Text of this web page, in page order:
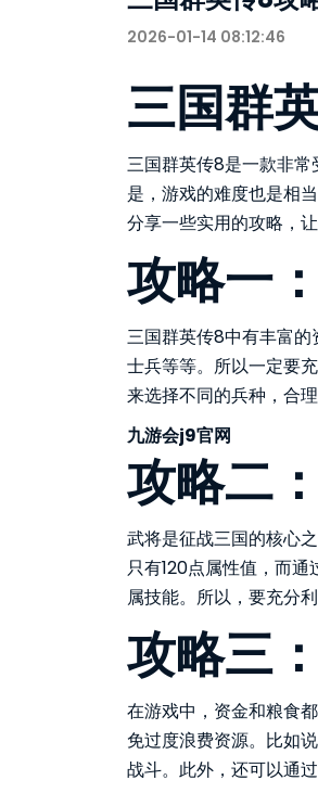
2026-01-14 08:12:46
三国群
三国群英传8是一款非
是，游戏的难度也是相
分享一些实用的攻略，
攻略一
三国群英传8中有丰富
士兵等等。所以一定要
来选择不同的兵种，合
九游会j9官网
攻略二
武将是征战三国的核心
只有120点属性值，而
属技能。所以，要充分
攻略三
在游戏中，资金和粮食
免过度浪费资源。比如
战斗。此外，还可以通